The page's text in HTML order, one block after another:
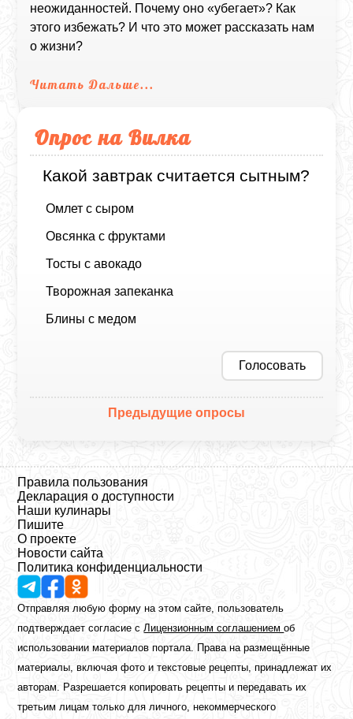
неожиданностей. Почему оно «убегает»? Как
этого избежать? И что это может рассказать нам
о жизни?
Читать Дальше...
Опрос на Вилка
Какой завтрак считается сытным?
Омлет с сыром
Овсянка с фруктами
Тосты с авокадо
Творожная запеканка
Блины с медом
Голосовать
Предыдущие опросы
Правила пользования
Декларация о доступности
Наши кулинары
Пишите
О проекте
Новости сайта
Политика конфиденциальности
Отправляя любую форму на этом сайте, пользователь
подтверждает согласие сЛицензионным соглашениемоб
использовании материалов портала. Права на размещённые
материалы, включая фото и текстовые рецепты, принадлежат их
авторам. Разрешается копировать рецепты и передавать их
третьим лицам только для личного, некоммерческого